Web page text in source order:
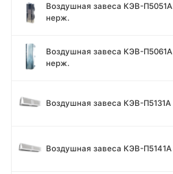
Воздушная завеса КЭВ-П5051A
нерж.
Воздушная завеса КЭВ-П5061A
нерж.
Воздушная завеса КЭВ-П5131А
Воздушная завеса КЭВ-П5141А